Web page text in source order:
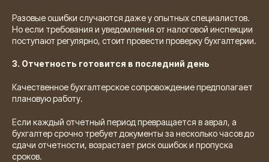
Разовые ошибки случаются даже у опытных специалистов.
Но если требования и уведомления от налоговой инспекции
поступают регулярно, стоит провести проверку бухгалтерии.
3. Отчетность готовится в последний день
Качественное бухгалтерское сопровождение предполагает
плановую работу.
Если каждый отчетный период превращается в аврал, а
бухгалтер срочно требует документы за несколько часов до
сдачи отчетности, возрастает риск ошибок и пропуска
сроков.